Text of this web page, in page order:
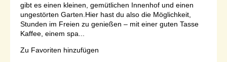
gibt es einen kleinen, gemütlichen Innenhof und einen
ungestörten Garten.Hier hast du also die Möglichkeit,
Stunden im Freien zu genießen – mit einer guten Tasse
Kaffee, einem spa...
Zu Favoriten hinzufügen